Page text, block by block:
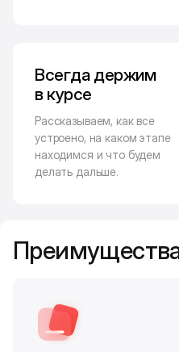
Всегда держим
в курсе
Рассказываем, как все
устроено, на каком этапе
находимся и что будем
делать дальше.